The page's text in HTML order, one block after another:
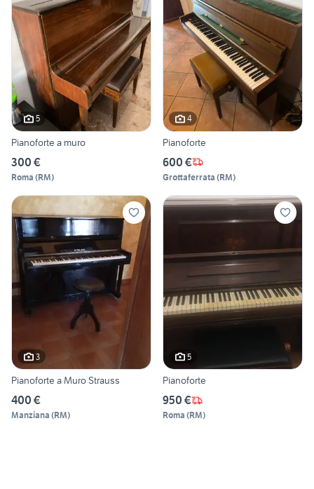
5
Pianoforte a muro
300 €
Roma (RM)
4
Pianoforte
600 €
Grottaferrata (RM)
3
Pianoforte a Muro Strauss
400 €
Manziana (RM)
5
Pianoforte
950 €
Roma (RM)